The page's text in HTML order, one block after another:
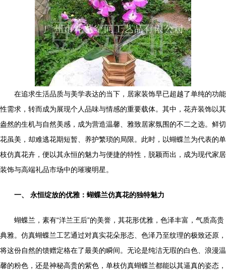
在追求生活品质与美学表达的当下，居家装饰早已超越了单纯的功能
性需求，转而成为展现个人品味与情感的重要载体。其中，花卉装饰以其
盎然的生机与自然美感，成为营造温馨、雅致居家氛围的不二之选。鲜切
花虽美，却难逃花期短暂、养护繁琐的局限。此时，以蝴蝶兰为代表的单
枝仿真花卉，便以其永恒的魅力与便捷的特性，脱颖而出，成为现代家居
装饰与高端礼品市场中的璀璨明星。
一、 永恒绽放的优雅：蝴蝶兰仿真花的独特魅力
蝴蝶兰，素有“洋兰王后”的美誉，其花形优雅，色泽丰富，气质高贵
典雅。仿真蝴蝶兰工艺通过对真实花朵形态、色泽乃至纹理的极致还原，
将这份自然的馈赠定格在了最美的瞬间。无论是纯洁无瑕的白色、浪漫温
馨的粉色，还是神秘高贵的紫色，单枝仿真蝴蝶兰都能以其逼真的姿态，